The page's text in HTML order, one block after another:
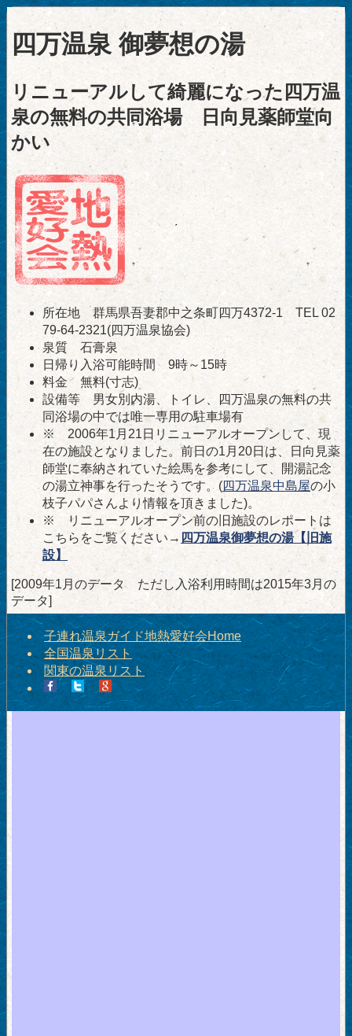
四万温泉 御夢想の湯
リニューアルして綺麗になった四万温
泉の無料の共同浴場 日向見薬師堂向
かい
所在地 群馬県吾妻郡中之条町四万4372-1 TEL 02
79-64-2321(四万温泉協会)
泉質 石膏泉
日帰り入浴可能時間 9時～15時
料金 無料(寸志)
設備等 男女別内湯、トイレ、四万温泉の無料の共
同浴場の中では唯一専用の駐車場有
※ 2006年1月21日リニューアルオープンして、現
在の施設となりました。前日の1月20日は、日向見薬
師堂に奉納されていた絵馬を参考にして、開湯記念
の湯立神事を行ったそうです。(四万温泉中島屋の小
枝子パパさんより情報を頂きました)。
※ リニューアルオープン前の旧施設のレポートは
こちらをご覧ください→ 四万温泉御夢想の湯【旧施
設】
[2009年1月のデータ ただし入浴利用時間は2015年3月の
データ]
子連れ温泉ガイド地熱愛好会Home
全国温泉リスト
関東の温泉リスト